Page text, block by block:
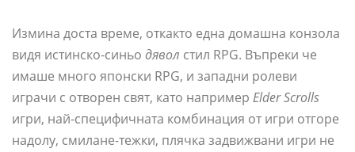
Измина доста време, откакто една домашна конзола
видя истинско-синьо дявол стил RPG. Въпреки че
имаше много японски RPG, и западни ролеви
играчи с отворен свят, като например Elder Scrolls
игри, най-специфичната комбинация от игри отгоре
надолу, смилане-тежки, плячка задвижвани игри не